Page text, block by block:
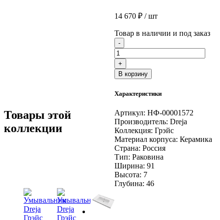
14 670 ₽/ шт
Товар в наличии и под заказ
- Количество
товара
Умывальник
Dreja
Грэйс
для
+
В корзину
Характеристики
Артикул: НФ-00001572
Производитель: Dreja
Коллекция: Грэйс
Материал корпуса: Керамика
Страна: Россия
Тип: Раковина
Ширина: 91
Высота: 7
Глубина: 46
Товары этой
коллекции